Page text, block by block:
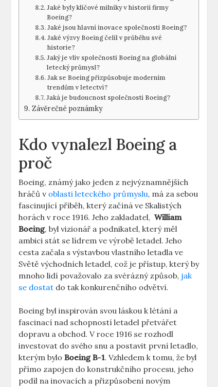
Jaké byly klíčové milníky v historii firmy
Boeing?
Jaké jsou hlavní inovace společnosti Boeing?
Jaké ⁣výzvy Boeing ⁣čelil v průběhu své
historie?
Jaký je vliv společnosti Boeing​ na globální
letecký průmysl?
Jak se⁣ Boeing ⁢přizpůsobuje ‍moderním
⁢trendům v letectví?
Jaká je budoucnost společnosti Boeing?
Závěrečné ‍poznámky
Kdo ‍vynalezl Boeing a
‌proč
Boeing, známý jako jeden ​z nejvýznamnějších​
hráčů‍ v oblasti leteckého průmyslu, má za sebou
fascinující příběh, který⁢ začíná ve‌ Skalistých
horách v roce 1916. Jeho ‍zakladatel, ⁢William‌
Boeing, byl vizionář ⁢a ⁤podnikatel, který měl
ambici stát ‌se⁤ lídrem ve výrobě ‍letadel. Jeho
cesta‌ začala s výstavbou‌ vlastního⁢ letadla‍ ve
Světě východních ⁤letadel, což je ⁤přístup, který by
⁢mnoho ‌lidí považovalo za svérázný ⁣způsob, ​ jak
se dostat do tak konkurenčního odvětví.
Boeing⁣ byl inspirován svou láskou k ⁣létání a
⁤fascinací nad schopností letadel přetvářet
dopravu a⁣ obchod. V ⁣roce 1916‌ se rozhodl
investovat⁤ do‍ svého snu a⁤ postavit první letadlo,
kterým byloBoeing B-1. Vzhledem k tomu, že byl
přímo‌ zapojen do konstrukčního procesu, jeho ​
podíl na inovacích a přizpůsobení novým